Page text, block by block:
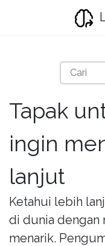
Tapak
ingin
lanjut
Ketahui lebih
di dunia dengan
menarik.